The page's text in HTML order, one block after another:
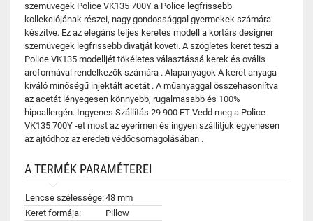
szemüvegek Police VK135 700Y a Police legfrissebb
kollekciójának részei, nagy gondossággal gyermekek számára
készítve. Ez az elegáns teljes keretes modell a kortárs designer
szemüvegek legfrissebb divatját követi. A szögletes keret teszi a
Police VK135 modelljét tökéletes választássá kerek és ovális
arcformával rendelkezők számára . Alapanyagok A keret anyaga
kiváló minőségű injektált acetát . A műanyaggal összehasonlítva
az acetát lényegesen könnyebb, rugalmasabb és 100%
hipoallergén. Ingyenes Szállítás 29 900 FT Vedd meg a Police
VK135 700Y -et most az eyerimen és ingyen szállítjuk egyenesen
az ajtódhoz az eredeti védőcsomagolásában .
A TERMÉK PARAMÉTEREI
Lencse szélessége:48 mm
Keret formája:
Pillow